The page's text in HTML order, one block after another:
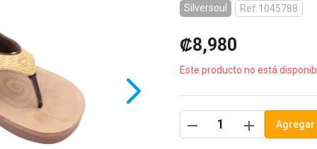
Silversoul Ref.1045788
₡8,980
Este producto no está
remove add